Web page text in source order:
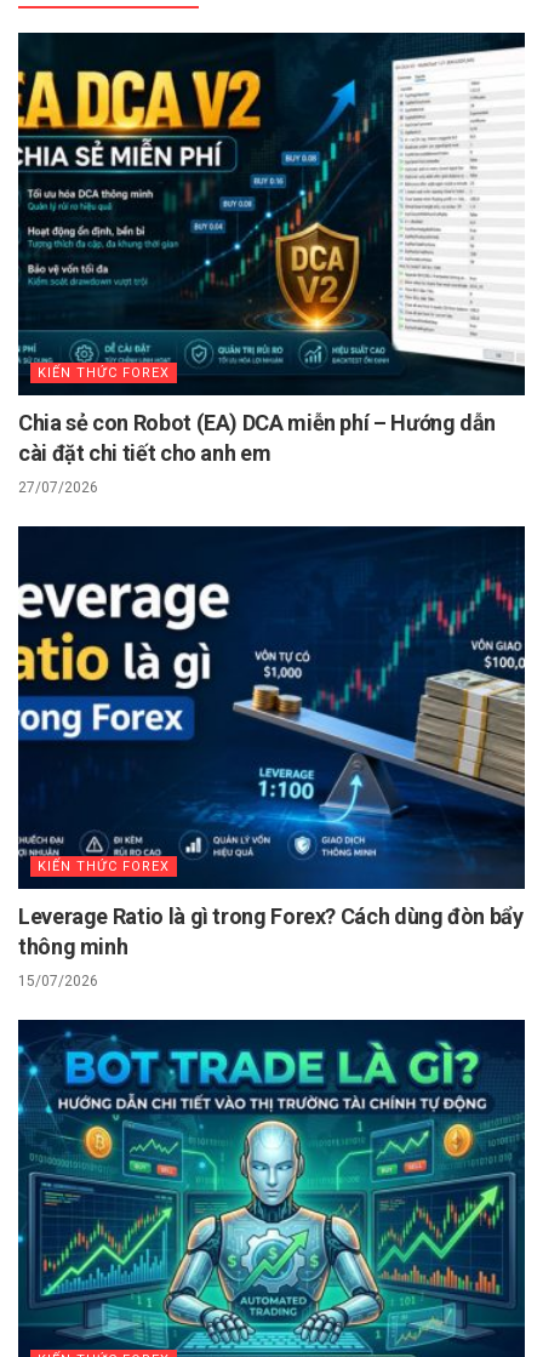
KIẾN THỨC FOREX
Chia sẻ con Robot (EA) DCA miễn phí – Hướng dẫn
cài đặt chi tiết cho anh em
27/07/2026
KIẾN THỨC FOREX
Leverage Ratio là gì trong Forex? Cách dùng đòn bẩy
thông minh
15/07/2026